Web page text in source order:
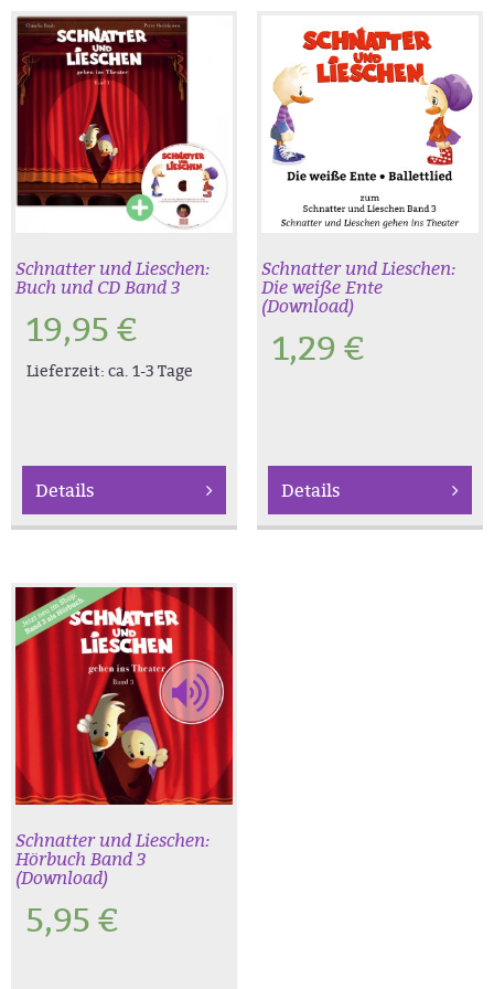
Schnatter und Lieschen:
Buch und CD Band 3
19,95€
Lieferzeit: ca. 1-3 Tage
Details
Schnatter und Lieschen:
Die weiße Ente
(Download)
1,29€
Details
Schnatter und Lieschen:
Hörbuch Band 3
(Download)
5,95€